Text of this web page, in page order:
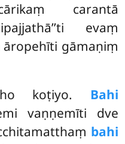
carantā
evaṃ
gāmaṇiṃ
koṭiyo. Bahi
vaṇṇemīti dve
bahi